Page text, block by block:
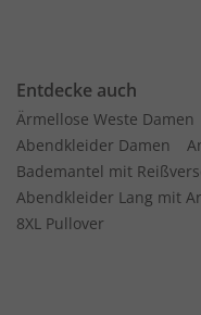
Entdecke auch
Ärmellose Weste Damen
Abendkleider Damen
Bademantel mit
Abendkleider Lang mit
8XL Pullover